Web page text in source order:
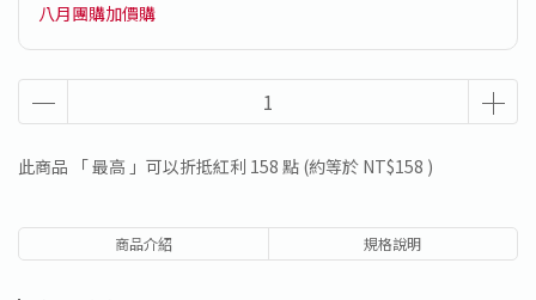
八月團購加價購
此商品 「 最高 」可以折抵紅利 158 點 (約等於 NT$158 )
商品介紹 規格說明